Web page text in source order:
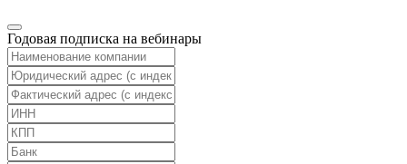
Годовая подписка на вебинары